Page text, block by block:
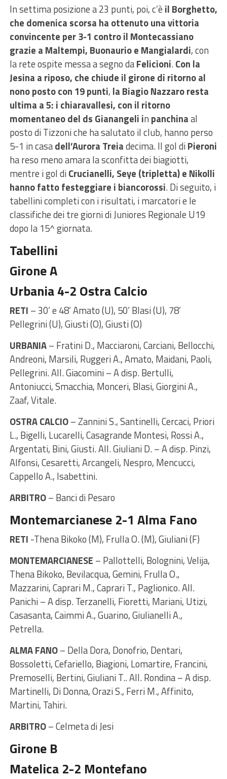
In settima posizione a 23 punti, poi, c’è il Borghetto,
che domenica scorsa ha ottenuto una vittoria
convincente per 3-1 contro il Montecassiano
grazie a Maltempi, Buonaurio e Mangialardi, con
la rete ospite messa a segno daFelicioni.Con la
Jesina a riposo, che chiude il girone di ritorno al
nono posto con 19 punti, la Biagio Nazzaro resta
ultima a 5: i chiaravallesi, con il ritorno
momentaneo del ds Gianangeli in panchinaal
posto di Tizzoni che ha salutato il club, hanno perso
5-1 in casadell’Aurora Treiadecima. Il gol diPieroni
ha reso meno amara la sconfitta dei biagiotti,
mentre i gol diCrucianelli, Seye (tripletta) e Nikolli
hanno fatto festeggiare i biancorossi. Di seguito, i
tabellini completi con i risultati, i marcatori e le
classifiche dei tre giorni di Juniores Regionale U19
dopo la 15^ giornata.
Tabellini
Girone A
Urbania 4-2 Ostra Calcio
RETI – 30’ e 48’ Amato (U), 50’ Blasi (U), 78’
Pellegrini (U), Giusti (O), Giusti (O)
URBANIA– Fratini D., Macciaroni, Carciani, Bellocchi,
Andreoni, Marsili, Ruggeri A., Amato, Maidani, Paoli,
Pellegrini. All. Giacomini – A disp. Bertulli,
Antoniucci, Smacchia, Monceri, Blasi, Giorgini A.,
Zaaf, Vitale.
OSTRA CALCIO– Zannini S., Santinelli, Cercaci, Priori
L., Bigelli, Lucarelli, Casagrande Montesi, Rossi A.,
Argentati, Bini, Giusti. All. Giuliani D. – A disp. Pinzi,
Alfonsi, Cesaretti, Arcangeli, Nespro, Mencucci,
Cappello A., Isabettini.
ARBITRO– Banci di Pesaro
Montemarcianese 2-1 Alma Fano
RETI -Thena Bikoko (M), Frulla O. (M), Giuliani (F)
MONTEMARCIANESE – Pallottelli, Bolognini, Velija,
Thena Bikoko, Bevilacqua, Gemini, Frulla O.,
Mazzarini, Caprari M., Caprari T., Paglionico. All.
Panichi – A disp. Terzanelli, Fioretti, Mariani, Utizi,
Casasanta, Caimmi A., Guarino, Giulianelli A.,
Petrella.
ALMA FANO– Della Dora, Donofrio, Dentari,
Bossoletti, Cefariello, Biagioni, Lomartire, Francini,
Premoselli, Bertini, Giuliani T.. All. Rondina – A disp.
Martinelli, Di Donna, Orazi S., Ferri M., Affinito,
Martini, Tahiri.
ARBITRO– Celmeta di Jesi
Girone B
Matelica 2-2 Montefano